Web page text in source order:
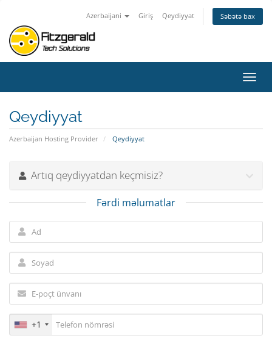
Azerbaijani Giriş Qeydiyyat Səbətə bax
keçid
Qeydiyyat
Azerbaijan Hosting Provider Qeydiyyat
Artıq qeydiyyatdan keçmisiz?
Fərdi məlumatlar
+1